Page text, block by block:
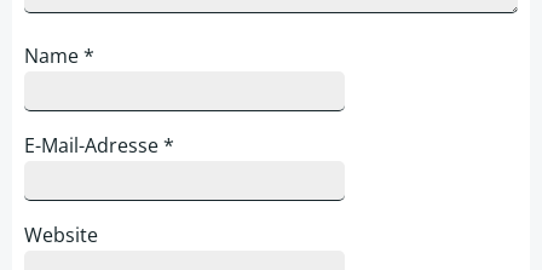
Name*
E-Mail-Adresse*
Website